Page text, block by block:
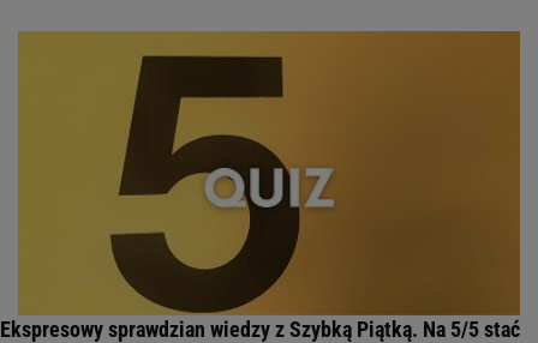
Ekspresowy sprawdzian wiedzy z Szybką Piątką. Na 5/5 stać